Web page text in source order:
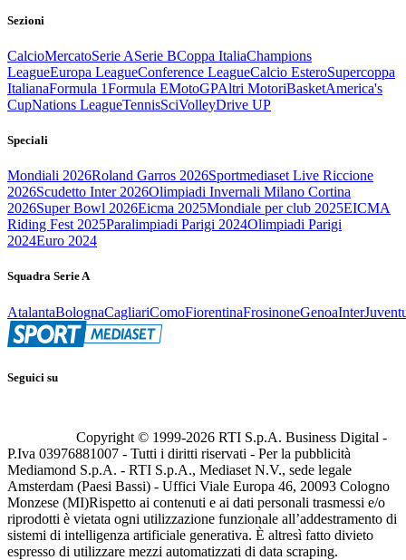
Sezioni
CalcioMercatoSerie ASerie BCoppa ItaliaChampions
LeagueEuropa LeagueConference LeagueCalcio EsteroSupercoppa
ItalianaFormula 1Formula EMotoGPAltri MotoriBasketAmerica's
CupNations LeagueTennisSciVolleyDrive UP
Speciali
Mondiali 2026Roland Garros 2026Sportmediaset Live Riccione
2026Scudetto Inter 2026Olimpiadi Invernali Milano Cortina
2026Super Bowl 2026Eicma 2025Mondiale per club 2025EICMA
Riding Fest 2025Paralimpiadi Parigi 2024Olimpiadi Parigi
2024Euro 2024
Squadra Serie A
AtalantaBolognaCagliariComoFiorentinaFrosinoneGenoaInter
Seguici su
Copyright © 1999-2026 RTI S.p.A. Business Digital -
P.Iva 03976881007 - Tutti i diritti riservati - Per la pubblicità
Mediamond S.p.A. - RTI S.p.A., Mediaset N.V., sede legale
Amsterdam (Paesi Bassi) - Uffici Viale Europa 46, 20093 Cologno
Monzese (MI)Rispetto ai contenuti e ai dati personali trasmessi e/o
riprodotti è vietata ogni utilizzazione funzionale all’addestramento di
sistemi di intelligenza artificiale generativa. È altresì fatto divieto
espresso di utilizzare mezzi automatizzati di data scraping.